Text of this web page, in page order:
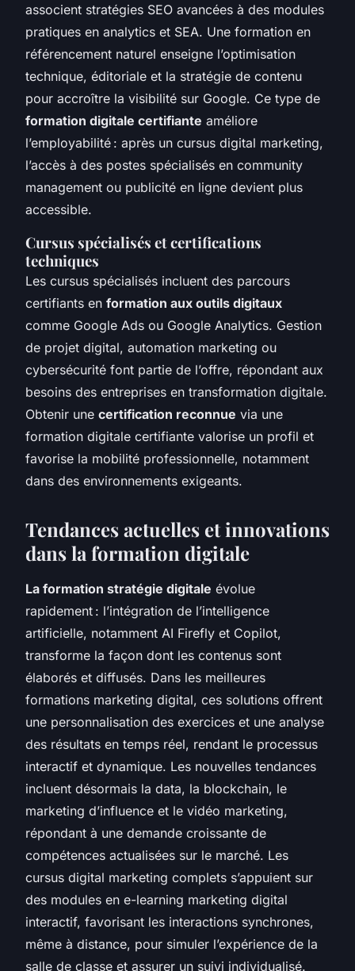
associent stratégies SEO avancées à des modules
pratiques en analytics et SEA. Une formation en
référencement naturel enseigne l’optimisation
technique, éditoriale et la stratégie de contenu
pour accroître la visibilité sur Google. Ce type de
formation digitale certifiante améliore
l’employabilité : après un cursus digital marketing,
l’accès à des postes spécialisés en community
management ou publicité en ligne devient plus
accessible.
Cursus spécialisés et certifications
techniques
Les cursus spécialisés incluent des parcours
certifiants en formation aux outils digitaux
comme Google Ads ou Google Analytics. Gestion
de projet digital, automation marketing ou
cybersécurité font partie de l’offre, répondant aux
besoins des entreprises en transformation digitale.
Obtenir une certification reconnue via une
formation digitale certifiante valorise un profil et
favorise la mobilité professionnelle, notamment
dans des environnements exigeants.
Tendances actuelles et innovations
dans la formation digitale
La formation stratégie digitale évolue
rapidement : l’intégration de l’intelligence
artificielle, notamment AI Firefly et Copilot,
transforme la façon dont les contenus sont
élaborés et diffusés. Dans les meilleures
formations marketing digital, ces solutions offrent
une personnalisation des exercices et une analyse
des résultats en temps réel, rendant le processus
interactif et dynamique. Les nouvelles tendances
incluent désormais la data, la blockchain, le
marketing d’influence et le vidéo marketing,
répondant à une demande croissante de
compétences actualisées sur le marché. Les
cursus digital marketing complets s’appuient sur
des modules en e-learning marketing digital
interactif, favorisant les interactions synchrones,
même à distance, pour simuler l’expérience de la
salle de classe et assurer un suivi individualisé.